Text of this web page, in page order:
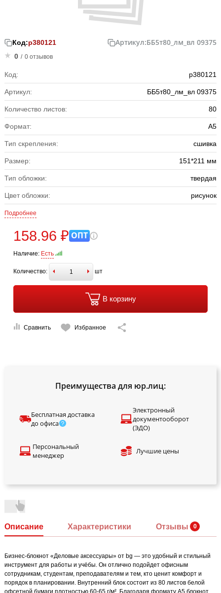
Код:р380121 Артикул:ББ5т80_лм_вл 09375
0 / 0 отзывов
Код: р380121
Артикул: ББ5т80_лм_вл 09375
Количество листов: 80
Формат: А5
Тип скрепления: сшивка
Размер: 151*211 мм
Тип обложки: твердая
Цвет обложки: рисунок
Подробнее
158.96 ₽ ОПТ
Наличие: Есть
Количество: шт
В корзину
Сравнить Избранное
Преимущества для юр.лиц:
Бесплатная доставка
до офиса
Электронный
документооборот
(ЭДО)
Персональный
менеджер
Лучшие цены
Описание Характеристики Отзывы
Бизнес-блокнот «Деловые аксессуары» от bg — это удобный и стильный
инструмент для работы и учёбы. Он отлично подойдет офисным
сотрудникам, студентам, преподавателям и тем, кто ценит комфорт и
порядок в планировании. Внутренний блок состоит из 80 листов белой
офсетной бумаги плотностью 60-65 г/м². Благодаря формату А5 блокнот